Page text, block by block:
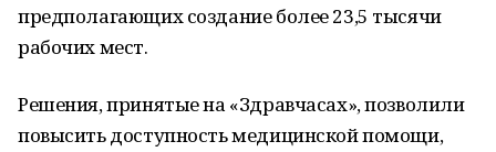
предполагающих создание более 23,5 тысячи
рабочих мест.
Решения, принятые на «Здравчасах», позволили
повысить доступность медицинской помощи,